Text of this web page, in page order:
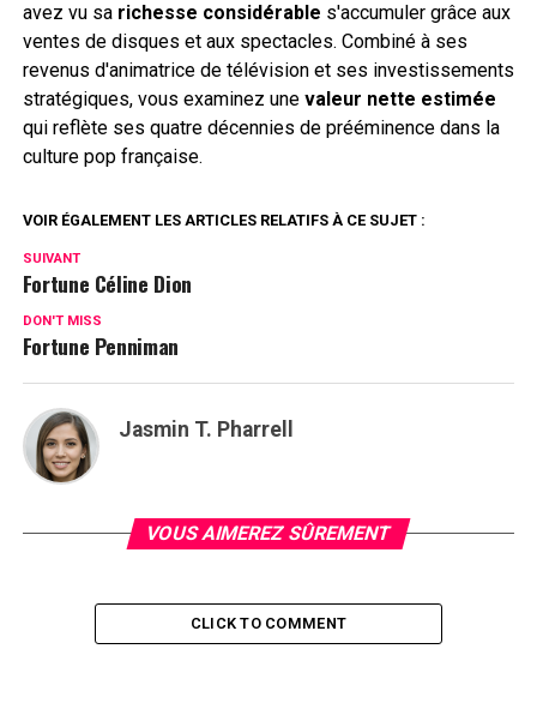
avez vu sa richesse considérable s'accumuler grâce aux
ventes de disques et aux spectacles. Combiné à ses
revenus d'animatrice de télévision et ses investissements
stratégiques, vous examinez une valeur nette estimée
qui reflète ses quatre décennies de prééminence dans la
culture pop française.
VOIR ÉGALEMENT LES ARTICLES RELATIFS À CE SUJET :
SUIVANT
Fortune Céline Dion
DON'T MISS
Fortune Penniman
Jasmin T. Pharrell
VOUS AIMEREZ SÛREMENT
CLICK TO COMMENT